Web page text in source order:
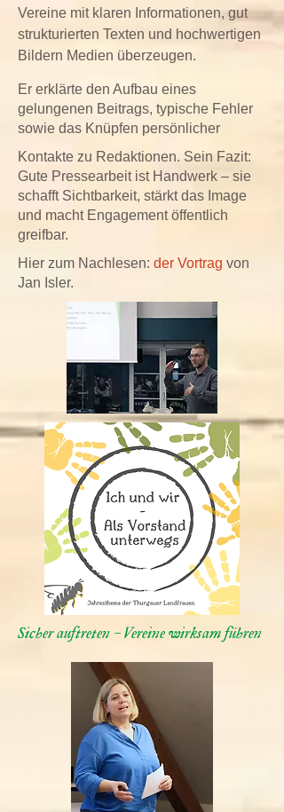
Vereine mit klaren Informationen, gut
strukturierten Texten und hochwertigen
Bildern Medien überzeugen.
Er erklärte den Aufbau eines
gelungenen Beitrags, typische Fehler
sowie das Knüpfen persönlicher
Kontakte zu Redaktionen. Sein Fazit:
Gute Pressearbeit ist Handwerk – sie
schafft Sichtbarkeit, stärkt das Image
und macht Engagement öffentlich
greifbar.
Hier zum Nachlesen: der Vortrag von
Jan Isler.
Sicher auftreten – Vereine wirksam führen